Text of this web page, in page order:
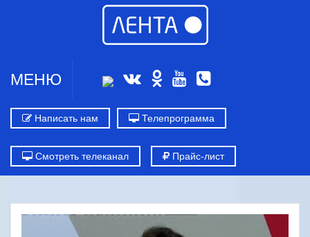
МЕНЮ
Написать нам Телепрограмма
Смотреть телеканал Прайс-лист